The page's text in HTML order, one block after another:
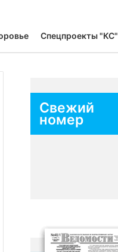
Спецпроекты "КС"
Свежий
номер